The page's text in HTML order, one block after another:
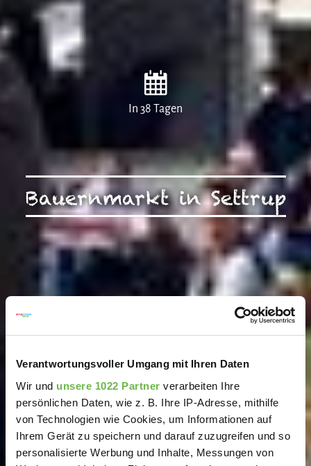
Verantwortungsvoller Umgang mit Ihren Daten
Wir und unsere 1022 Partner verarbeiten Ihre
persönlichen Daten, wie z. B. Ihre IP-Adresse, mithilfe
von Technologien wie Cookies, um Informationen auf
Ihrem Gerät zu speichern und darauf zuzugreifen und so
personalisierte Werbung und Inhalte, Messungen von
In 38 Tagen
Bauernmarkt in Settrup